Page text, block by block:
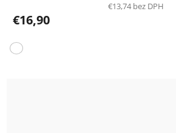
€13,74 bez DPH
€16,90